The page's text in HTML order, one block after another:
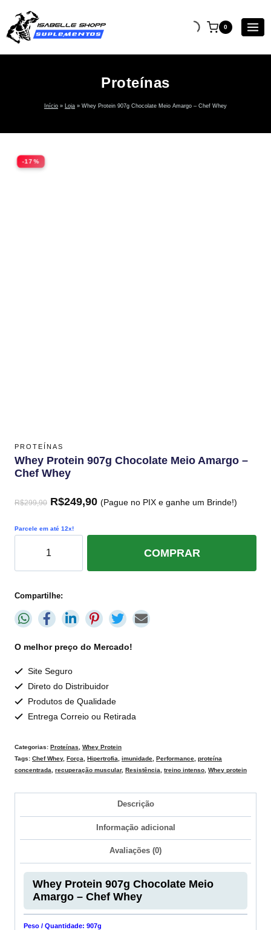
0
Proteínas
Início » Loja » Whey Protein 907g Chocolate Meio Amargo – Chef Whey
-17%
PROTEÍNAS
Whey Protein 907g Chocolate Meio Amargo –
Chef Whey
R$299,90 R$249,90 (Pague no PIX e ganhe um Brinde!)
Parcele em até 12x!
COMPRAR
Compartilhe:
O melhor preço do Mercado!
Site Seguro
Direto do Distribuidor
Produtos de Qualidade
Entrega Correio ou Retirada
Categorias: Proteínas
Whey Protein
Tags: Chef Whey, Força Hipertrofia imunidade Performance proteína
concentrada
recuperação muscular, Resistência treino intenso Whey protein
Descrição
Informação adicional
Avaliações (0)
Whey Protein 907g Chocolate Meio
Amargo – Chef Whey
Peso / Quantidade: 907g